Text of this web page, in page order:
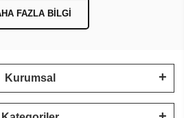
FAZLA BILGI
Kurumsal